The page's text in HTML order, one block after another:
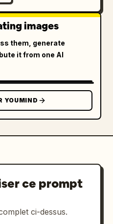
images
them, generate
it from one AI
YOUMIND
ce prompt
ci-dessus.